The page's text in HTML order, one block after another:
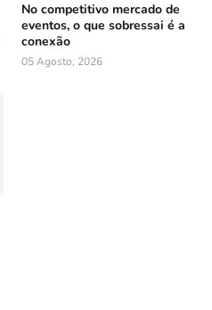
No competitivo mercado de
eventos, o que sobressai é a
conexão
05 Agosto, 2026